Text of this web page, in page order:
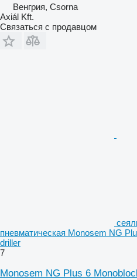
Венгрия, Csorna
Axiál Kft.
Связаться с продавцом
пневматическая Monosem NG
driller
7
Monosem NG Plus 6